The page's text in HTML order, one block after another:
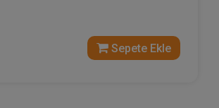
Sepete Ekle